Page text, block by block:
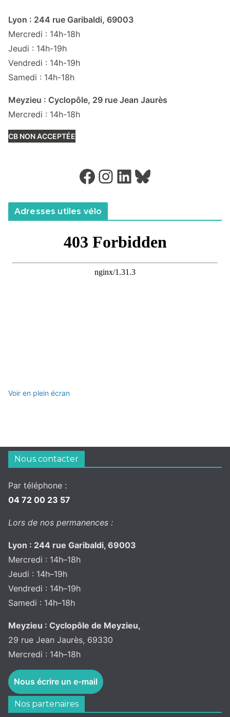
Lyon : 244 rue Garibaldi, 69003
Mercredi : 14h-18h
Jeudi : 14h-19h
Vendredi : 14h-19h
Samedi : 14h-18h
Meyzieu : Cyclopôle, 29 rue Jean Jaurès
Mercredi : 14h-18h
CB NON ACCEPTÉE
Facebook Instagram LinkedIn Bluesky
Adresses utiles vélo
Voir en plein écran
Nous contacter
Par téléphone :
04 72 00 23 57
Lors de nos permanences :
Lyon : 244 rue Garibaldi, 69003
Mercredi : 14h–18h
Jeudi : 14h–19h
Vendredi : 14h–19h
Samedi : 14h–18h
Meyzieu : Cyclopôle de Meyzieu,
29 rue Jean Jaurès, 69330
Mercredi : 14h–18h
Nous écrire un e-mail
Nos partenaires